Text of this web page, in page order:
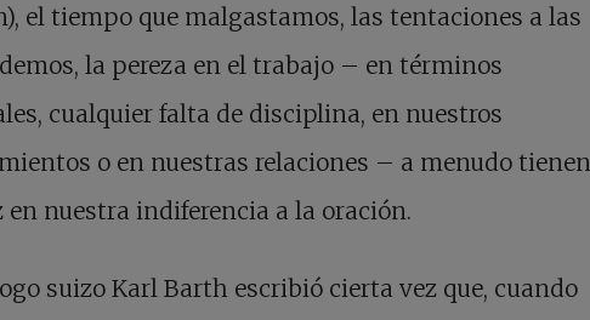
el tiempo que malgastamos, las tentaciones a las
la pereza en el trabajo – en términos
cualquier falta de disciplina, en nuestros
o en nuestras relaciones – a menudo tienen
en nuestra indiferencia a la oración.
suizo Karl Barth escribió cierta vez que, cuando